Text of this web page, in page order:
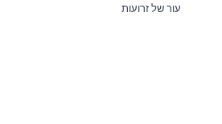
שיעור של זרועות